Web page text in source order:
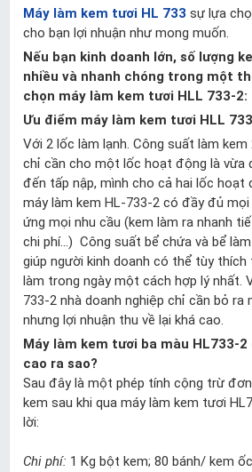
Máy làm kem tươi HL 733 sự lựa
cho bạn lợi nhuận như mong muốn.
Nếu bạn kinh doanh lớn, số lượng
nhiều và nhanh chóng trong một
chọn máy làm kem tươi HLL 733-2:
Ưu điểm máy làm kem tươi HLL
Với 2 lốc làm lạnh. Công suất làm kem
chỉ cần cho một lốc hoạt động là vừa
đến tấp nập, mình cho cả hai lốc hoạt
máy làm kem HL-733-2 có đầy đủ
ứng mọi nhu cầu (kem làm ra nhanh
chi phí...) Công suất bể chứa và bể
giúp người kinh doanh có thể tùy
làm trong ngày một cách hợp lý nhất.
733-2 nhà doanh nghiệp chỉ cần bỏ ra
nhưng lợi nhuận thu về lại khá cao.
Máy làm kem tươi ba màu HL733-
cao ra sao?
Sau đây là một phép tính cộng trừ
kem sau khi qua máy làm kem tươi
lời:
Chi phí: 1 Kg bột kem; 80 bánh/ kem